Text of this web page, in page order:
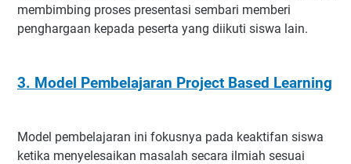
membimbing proses presentasi sembari memberi
penghargaan kepada peserta yang diikuti siswa lain.
3. Model Pembelajaran Project Based Learning
Model pembelajaran ini fokusnya pada keaktifan siswa
ketika menyelesaikan masalah secara ilmiah sesuai